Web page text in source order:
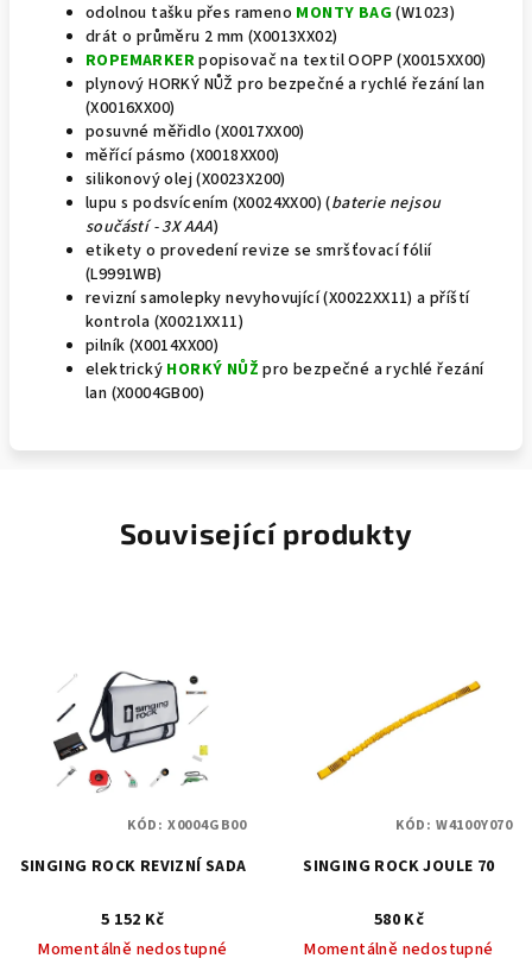
odolnou tašku přes rameno MONTY BAG(W1023)
drát o průměru 2 mm (X0013XX02)
ROPEMARKERpopisovač na textil OOPP (X0015XX00)
plynový HORKÝ NŮŽ pro bezpečné a rychlé řezání lan
(X0016XX00)
posuvné měřidlo (X0017XX00)
měřící pásmo (X0018XX00)
silikonový olej (X0023X200)
lupu s podsvícením (X0024XX00) (baterie nejsou
součástí - 3X AAA)
etikety o provedení revize se smršťovací fólií
(L9991WB)
revizní samolepky nevyhovující (X0022XX11) a příští
kontrola (X0021XX11)
pilník (X0014XX00)
elektrický HORKÝ NŮŽ pro bezpečné a rychlé řezání
lan (X0004GB00)
Související produkty
SINGING ROCK REVIZNÍ SADA
5 152 Kč
Momentálně nedostupné
KÓD: X0004GB00
SINGING ROCK JOULE 70
580 Kč
Momentálně nedostupné
KÓD: W4100Y070